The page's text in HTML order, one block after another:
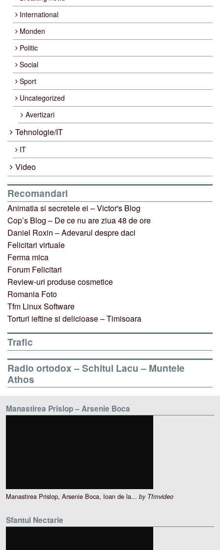
International
Monden
Politic
Social
Sport
Uncategorized
Avertizari
Tehnologie/IT
IT
Video
Recomandari
Animatia si secretele ei – Victor's Blog
Cop’s Blog – De ce nu are ziua 48 de ore
Daniel Roxin – Adevarul despre daci
Felicitari virtuale
Ferma mica
Forum Felicitari
Review-uri produse cosmetice
Romania Foto
Tfm Linux Software
Torturi ieftine si delicioase – Timisoara
Trafic
Radio ortodox – Schitul Lacu – Muntele
Athos
Manastirea Prislop – Arsenie Boca
Manastirea Prislop, Arsenie Boca, Ioan de la... by Tfmvideo
Sfantul Nectarie